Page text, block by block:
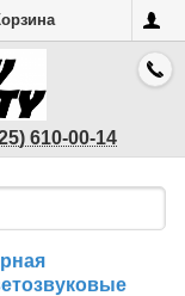
610-00-14